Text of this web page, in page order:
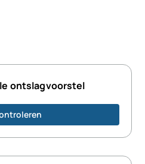
ontslagvoorstel